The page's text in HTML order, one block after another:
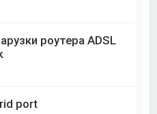
роутера ADSL
port